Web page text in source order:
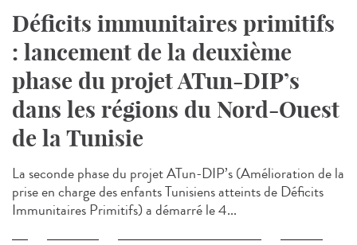
Déficits immunitaires primitifs
: lancement de la deuxième
phase du projet ATun-DIP’s
dans les régions du Nord-Ouest
de la Tunisie
La seconde phase du projet ATun-DIP’s (Amélioration de la
prise en charge des enfants Tunisiens atteints de Déficits
Immunitaires Primitifs) a démarré le 4...